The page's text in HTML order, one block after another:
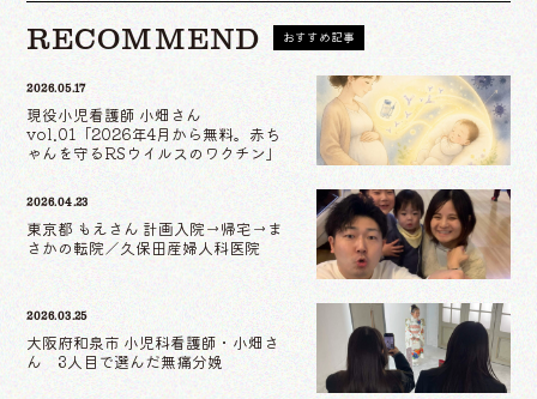
RECOMMEND おすすめ記事
2026.05.17
現役小児看護師 小畑さん
vol.01「2026年4月から無料。赤ち
ゃんを守るRSウイルスのワクチン」
2026.04.23
東京都 もえさん 計画入院→帰宅→ま
さかの転院／久保田産婦人科医院
2026.03.25
大阪府和泉市 小児科看護師・小畑さ
ん 3人目で選んだ無痛分娩